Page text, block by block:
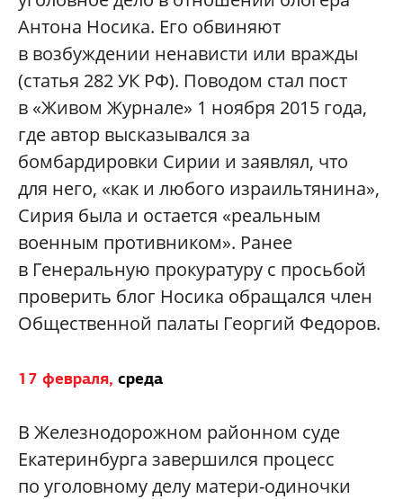
Антона Носика. Его обвиняют
в возбуждении ненависти или вражды
(статья 282 УК РФ). Поводом стал пост
в «Живом Журнале» 1 ноября 2015 года,
где автор высказывался за
бомбардировки Сирии и заявлял, что
для него, «как и любого израильтянина»,
Сирия была и остается «реальным
военным противником». Ранее
в Генеральную прокуратуру с просьбой
проверить блог Носика обращался член
Общественной палаты Георгий Федоров.
17 февраля, среда
В Железнодорожном районном суде
Екатеринбурга завершился процесс
по уголовному делу матери-одиночки